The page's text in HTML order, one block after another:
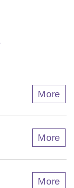
More
More
More